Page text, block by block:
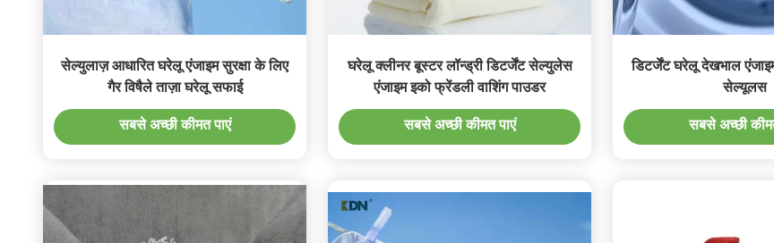
सेल्युलाज़ आधारित घरेलू एंजाइम सुरक्षा के लिए
गैर विषैले ताज़ा घरेलू सफाई
सबसे अच्छी कीमत पाएं
घरेलू क्लीनर बूस्टर लॉन्ड्री डिटर्जेंट सेल्युलेस
एंजाइम इको फ्रेंडली वाशिंग पाउडर
सबसे अच्छी कीमत पाएं
डिटर्जेंट घरेलू देखभाल
सेल्यूलस
सबसे अच्छी